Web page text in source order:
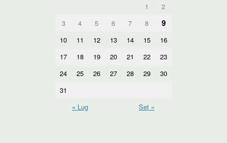
1
2
3
4 5 6 7 8 9
10 11 12 13 14 15
16
17
18 19 20 21 22
23
24
25 26 27 28 29
30
31
« Lug
Set »